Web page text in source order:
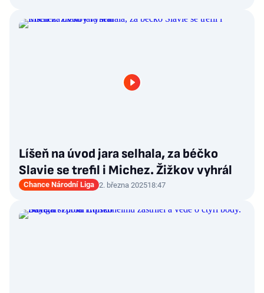
Líšeň na úvod jara selhala, za béčko
Slavie se trefil i Michez. Žižkov vyhrál
Chance Národní Liga 2. března 202518:47